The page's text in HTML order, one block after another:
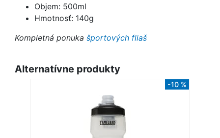
Objem: 500ml
Hmotnosť: 140g
Kompletná ponuka športových fliaš
Alternatívne produkty
-10 %